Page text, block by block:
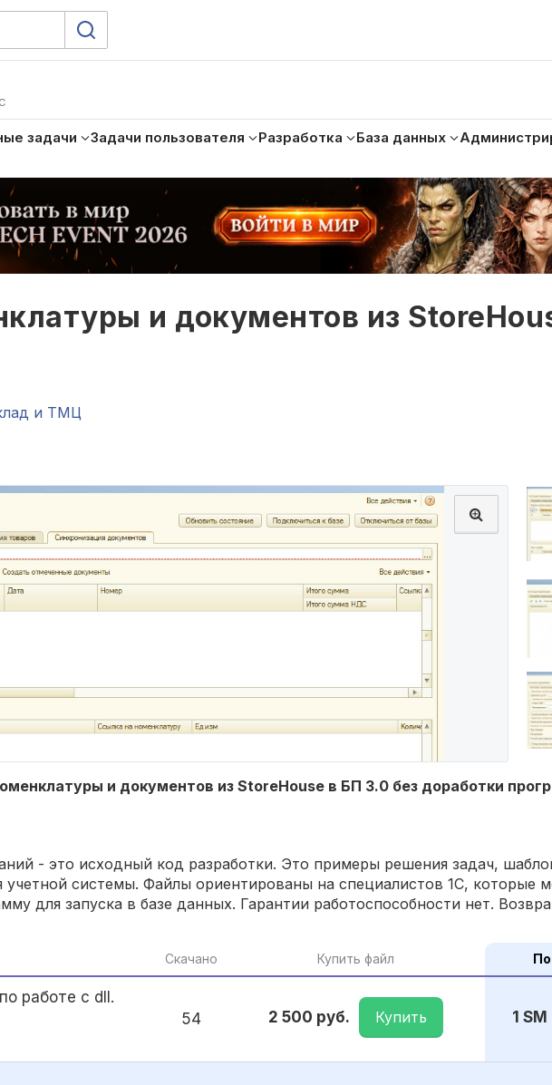
задачи Задачи пользователя Разработка База данных
и документов из
и ТМЦ
и документов из StoreHouse в БП 3.0 без доработки
- это исходный код разработки. Это примеры решения задач,
системы. Файлы ориентированы на специалистов 1С, которые
для запуска в базе данных. Гарантии работоспособности нет.
Скачано Купить файл
работе с dll.
54 2 500 руб. Купить 1 SM